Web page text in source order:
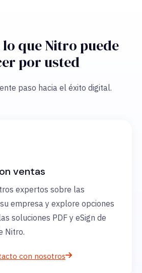
que Nitro puede
por usted
paso hacia el éxito digital.
ventas
expertos sobre las
empresa y explore opciones
soluciones PDF y eSign de
Nitro.
con nosotros